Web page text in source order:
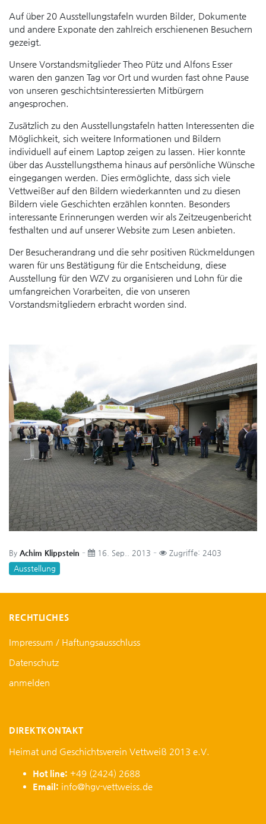
Auf über 20 Ausstellungstafeln wurden Bilder, Dokumente
und andere Exponate den zahlreich erschienenen Besuchern
gezeigt.
Unsere Vorstandsmitglieder Theo Pütz und Alfons Esser
waren den ganzen Tag vor Ort und wurden fast ohne Pause
von unseren geschichtsinteressierten Mitbürgern
angesprochen.
Zusätzlich zu den Ausstellungstafeln hatten Interessenten die
Möglichkeit, sich weitere Informationen und Bildern
individuell auf einem Laptop zeigen zu lassen. Hier konnte
über das Ausstellungsthema hinaus auf persönliche Wünsche
eingegangen werden. Dies ermöglichte, dass sich viele
Vettweißer auf den Bildern wiederkannten und zu diesen
Bildern viele Geschichten erzählen konnten. Besonders
interessante Erinnerungen werden wir als Zeitzeugenbericht
festhalten und auf unserer Website zum Lesen anbieten.
Der Besucherandrang und die sehr positiven Rückmeldungen
waren für uns Bestätigung für die Entscheidung, diese
Ausstellung für den WZV zu organisieren und Lohn für die
umfangreichen Vorarbeiten, die von unseren
Vorstandsmitgliedern erbracht worden sind.
By Achim Klippstein 16. Sep.. 2013
Zugriffe: 2403
Ausstellung
RECHTLICHES
Impressum / Haftungsausschluss
Datenschutz
anmelden
DIREKTKONTAKT
Heimat und Geschichtsverein Vettweiß 2013 e.V.
Hot line: +49 (2424) 2688
Email: info@hgv-vettweiss.de